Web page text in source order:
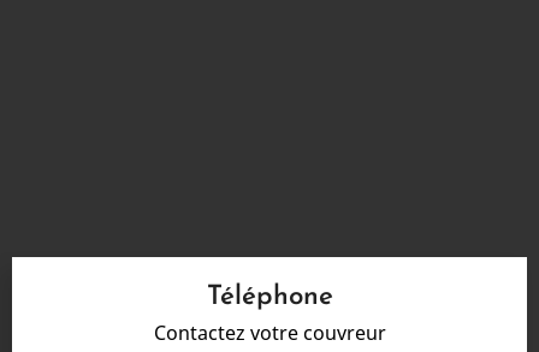
Téléphone
Contactez votre couvreur